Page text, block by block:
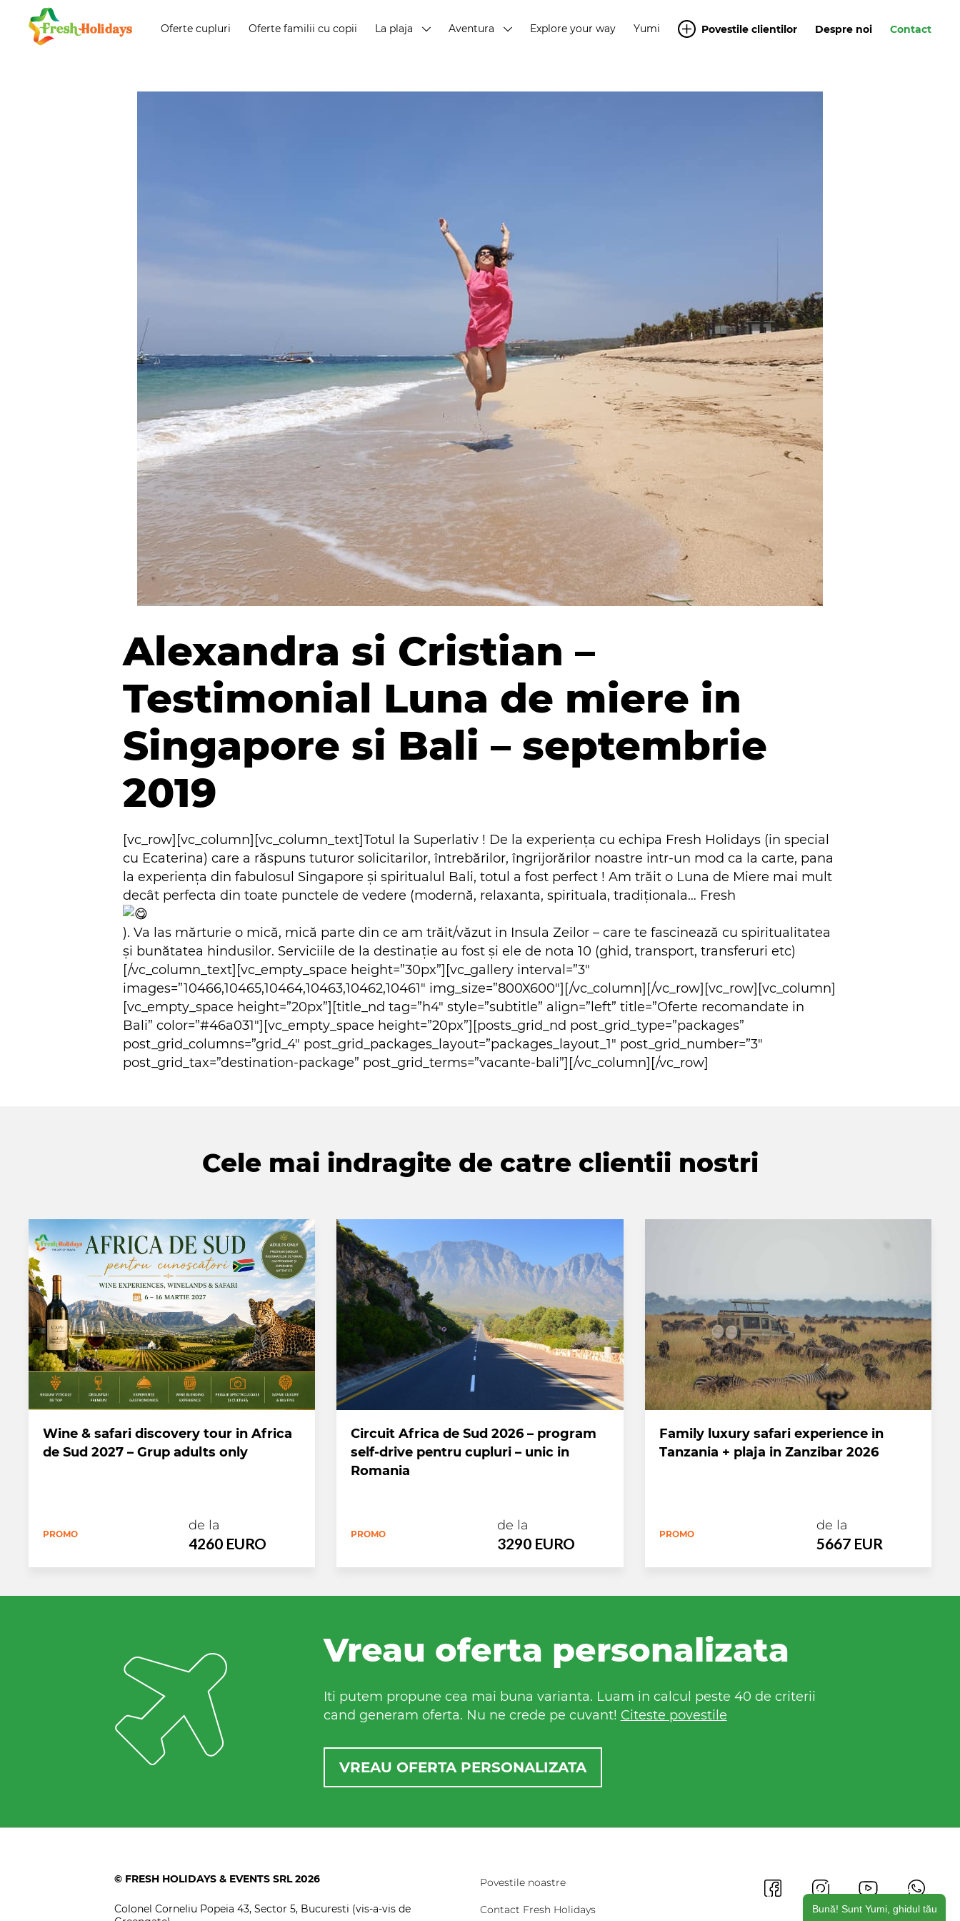
Oferte cupluri Oferte familii cu copii La plaja Aventura Explore your way Yumi Povestile clientilor Despre noi Contact
Alexandra si Cristian –
Testimonial Luna de miere in
Singapore si Bali – septembrie
2019
[vc_row][vc_column][vc_column_text]Totul la Superlativ ! De la experiența cu echipa Fresh Holidays (in special
cu Ecaterina) care a răspuns tuturor solicitarilor, întrebărilor, îngrijorărilor noastre intr-un mod ca la carte, pana
la experiența din fabulosul Singapore și spiritualul Bali, totul a fost perfect ! Am trăit o Luna de Miere mai mult
decât perfecta din toate punctele de vedere (modernă, relaxanta, spirituala, tradiționala… Fresh
). Va las mărturie o mică, mică parte din ce am trăit/văzut in Insula Zeilor – care te fascinează cu spiritualitatea
și bunătatea hindusilor. Serviciile de la destinație au fost și ele de nota 10 (ghid, transport, transferuri etc)
[/vc_column_text][vc_empty_space height=”30px”][vc_gallery interval=”3″
images=”10466,10465,10464,10463,10462,10461″ img_size=”800X600″][/vc_column][/vc_row][vc_row][vc_column]
[vc_empty_space height=”20px”][title_nd tag=”h4″ style=”subtitle” align=”left” title=”Oferte recomandate in
Bali” color=”#46a031″][vc_empty_space height=”20px”][posts_grid_nd post_grid_type=”packages”
post_grid_columns=”grid_4″ post_grid_packages_layout=”packages_layout_1″ post_grid_number=”3″
post_grid_tax=”destination-package” post_grid_terms=”vacante-bali”][/vc_column][/vc_row]
Cele mai indragite de catre clientii nostri
Wine & safari discovery tour in Africa
de Sud 2027 – Grup adults only
PROMO
de la
4260 EURO
Circuit Africa de Sud 2026 – program
self-drive pentru cupluri – unic in
Romania
PROMO
de la
3290 EURO
Family luxury safari experience in
Tanzania + plaja in Zanzibar 2026
PROMO
de la
5667 EUR
Vreau oferta personalizata
Iti putem propune cea mai buna varianta. Luam in calcul peste 40 de criterii
cand generam oferta. Nu ne crede pe cuvant! Citeste povestile
VREAU OFERTA PERSONALIZATA
© FRESH HOLIDAYS & EVENTS SRL 2026
Colonel Corneliu Popeia 43, Sector 5, Bucuresti (vis-a-vis de
Povestile noastre
Contact Fresh Holidays Bună! Sunt Yumi, ghidul tău